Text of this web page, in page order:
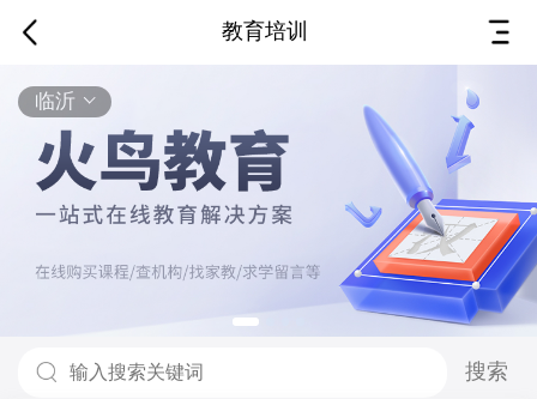
教育培训
临沂
搜索